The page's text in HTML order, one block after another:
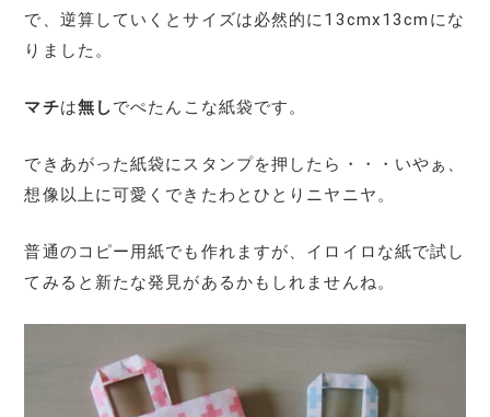
で、逆算していくとサイズは必然的に13cmx13cmにな
りました。
マチは無しでぺたんこな紙袋です。
できあがった紙袋にスタンプを押したら・・・いやぁ、
想像以上に可愛くできたわとひとりニヤニヤ。
普通のコピー用紙でも作れますが、イロイロな紙で試し
てみると新たな発見があるかもしれませんね。